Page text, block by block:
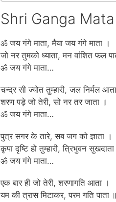
Shri Ganga Mata
ॐ जय गंगे माता, मैया जय गंगे माता ।
जो नर तुमको ध्याता, मन वांशित फल
ॐ जय गंगे माता…
चन्द्र सी ज्योत तुम्हारी, जल निर्मल
शरण पड़े जो तेरी, सो नर तर जाता ॥
ॐ जय गंगे माता…
पुत्र सगर के तारे, सब जग को ज्ञाता ।
कृपा दृष्टि हो तुम्हारी, त्रिभुवन
ॐ जय गंगे माता…
एक बार ही जो तेरी, शरणागति आता ।
यम की त्रास मिटाकर, परम गति पाता ॥